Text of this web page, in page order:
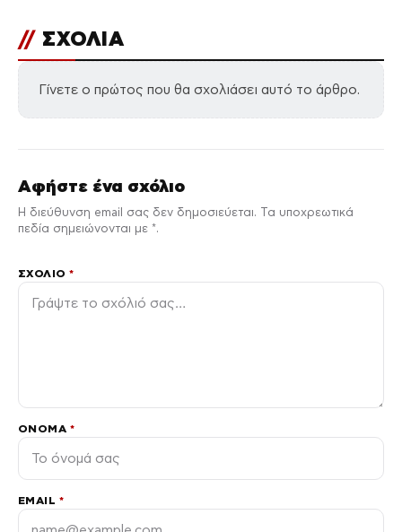
// ΣΧΟΛΙΑ
Γίνετε ο πρώτος που θα σχολιάσει αυτό το άρθρο.
Αφήστε ένα σχόλιο
Η διεύθυνση email σας δεν δημοσιεύεται. Τα υποχρεωτικά
πεδία σημειώνονται με *.
ΣΧΌΛΙΟ*
ΌΝΟΜΑ *
EMAIL *